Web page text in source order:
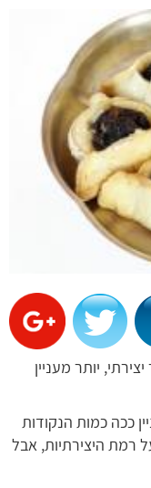
יותר מעניין
ככה כמות הנקודות
רמת היצירתיות, אבל